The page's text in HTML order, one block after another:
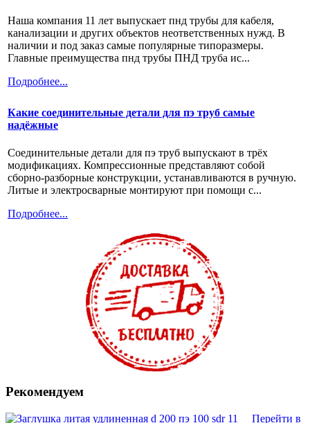
Наша компания 11 лет выпускает пнд трубы для кабеля,
канализации и других объектов неответственных нужд. В
наличии и под заказ самые популярные типоразмеры.
Главные преимущества пнд трубы ПНД труба ис...
Подробнее...
Какие соединительные детали для пэ труб самые
надёжные
Соединительные детали для пэ труб выпускают в трёх
модификациях. Компрессионные представляют собой
сборно-разборные конструкции, устанавливаются в ручную.
Литые и электросварные монтируют при помощи с...
Подробнее...
Рекомендуем
Перейти в